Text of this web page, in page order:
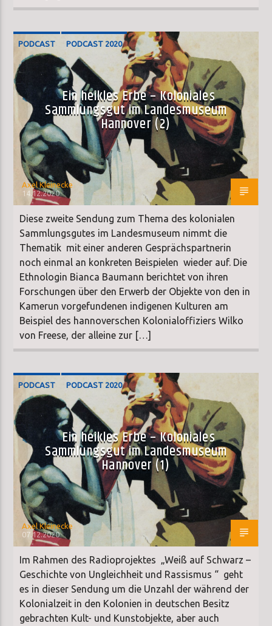
PODCAST PODCAST 2020
SONDERSENDUNG
Ein heikles Erbe – Koloniales
Sammlungsgut im Landesmuseum
Hannover (2)
Axel Kleinecke
14.12.2020
Diese zweite Sendung zum Thema des kolonialen
Sammlungsgutes im Landesmuseum nimmt die
Thematik mit einer anderen Gesprächspartnerin
noch einmal an konkreten Beispielen wieder auf. Die
Ethnologin Bianca Baumann berichtet von ihren
Forschungen über den Erwerb der Objekte von den in
Kamerun vorgefundenen indigenen Kulturen am
Beispiel des hannoverschen Kolonialoffiziers Wilko
von Freese, der alleine zur […]
PODCAST PODCAST 2020
SONDERSENDUNG
Ein heikles Erbe – Koloniales
Sammlungsgut im Landesmuseum
Hannover (1)
Axel Kleinecke
07.12.2020
Im Rahmen des Radioprojektes „Weiß auf Schwarz –
Geschichte von Ungleichheit und Rassismus “ geht
es in dieser Sendung um die Unzahl der während der
Kolonialzeit in den Kolonien in deutschen Besitz
gebrachten Kult- und Kunstobjekte, aber auch